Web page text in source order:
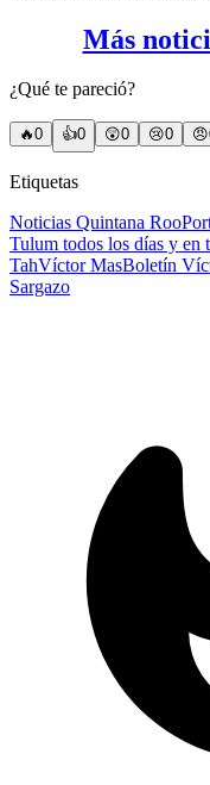
Más
¿Qué te pareció?
🔥0 👍0 😲0 😢0 😠
Etiquetas
Noticias Quintana Roo
Tulum todos los días y en
TahVíctor MasBoletín
Sargazo